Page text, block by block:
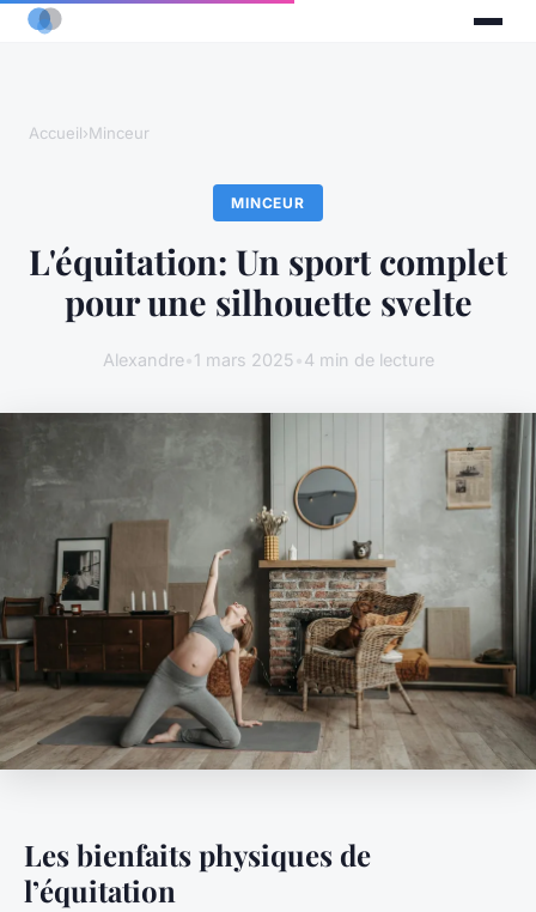
Accueil›Minceur
MINCEUR
L'équitation: Un sport complet
pour une silhouette svelte
Alexandre• 1 mars 2025 4 min de lecture
Les bienfaits physiques de
l’équitation